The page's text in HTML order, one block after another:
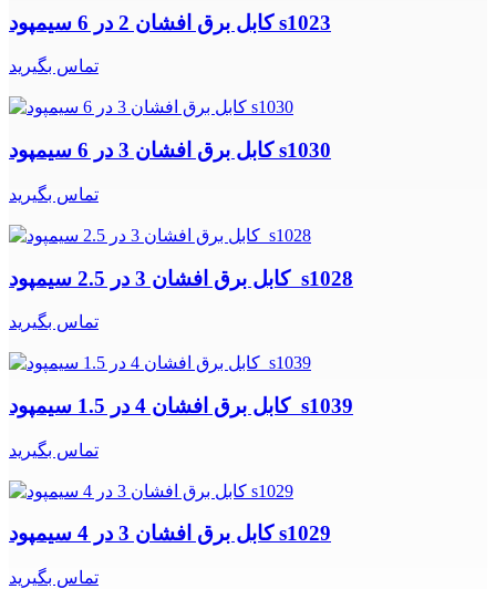
کابل برق افشان 2 در 6 سیمپود s1023
تماس بگیرید
کابل برق افشان 3 در 6 سیمپود s1030
تماس بگیرید
کابل برق افشان 3 در 2.5 سیمپود s1028
تماس بگیرید
کابل برق افشان 4 در 1.5 سیمپود s1039
تماس بگیرید
کابل برق افشان 3 در 4 سیمپود s1029
تماس بگیرید